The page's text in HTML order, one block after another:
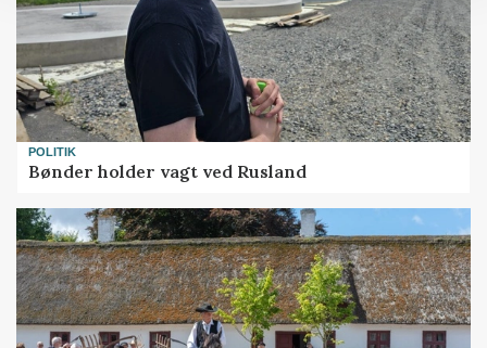
POLITIK
Bønder holder vagt ved Rusland